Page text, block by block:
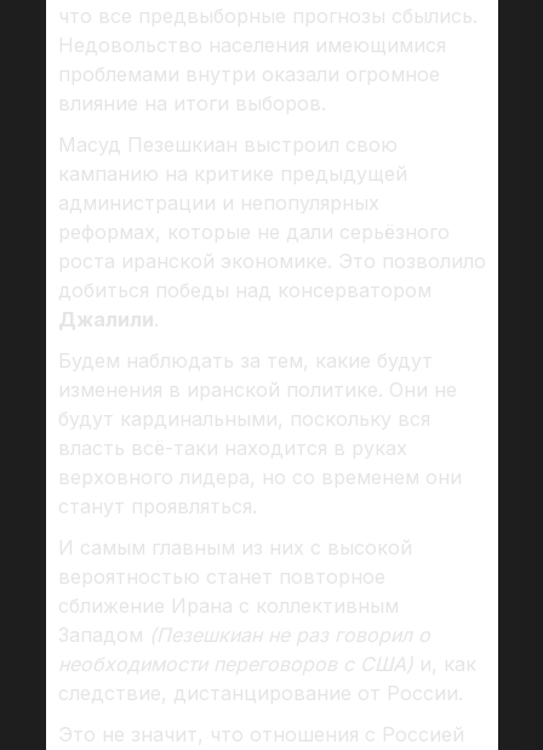
что все предвыборные прогнозы сбылись.
Недовольство населения имеющимися
проблемами внутри оказали огромное
влияние на итоги выборов.
Масуд Пезешкиан выстроил свою
кампанию на критике предыдущей
администрации и непопулярных
реформах, которые не дали серьёзного
роста иранской экономике. Это позволило
добиться победы над консерватором
Джалили.
Будем наблюдать за тем, какие будут
изменения в иранской политике. Они не
будут кардинальными, поскольку вся
власть всё-таки находится в руках
верховного лидера, но со временем они
станут проявляться.
И самым главным из них с высокой
вероятностью станет повторное
сближение Ирана с коллективным
Западом (Пезешкиан не раз говорил о
необходимости переговоров с США) и, как
следствие, дистанцирование от России.
Это не значит, что отношения с Россией